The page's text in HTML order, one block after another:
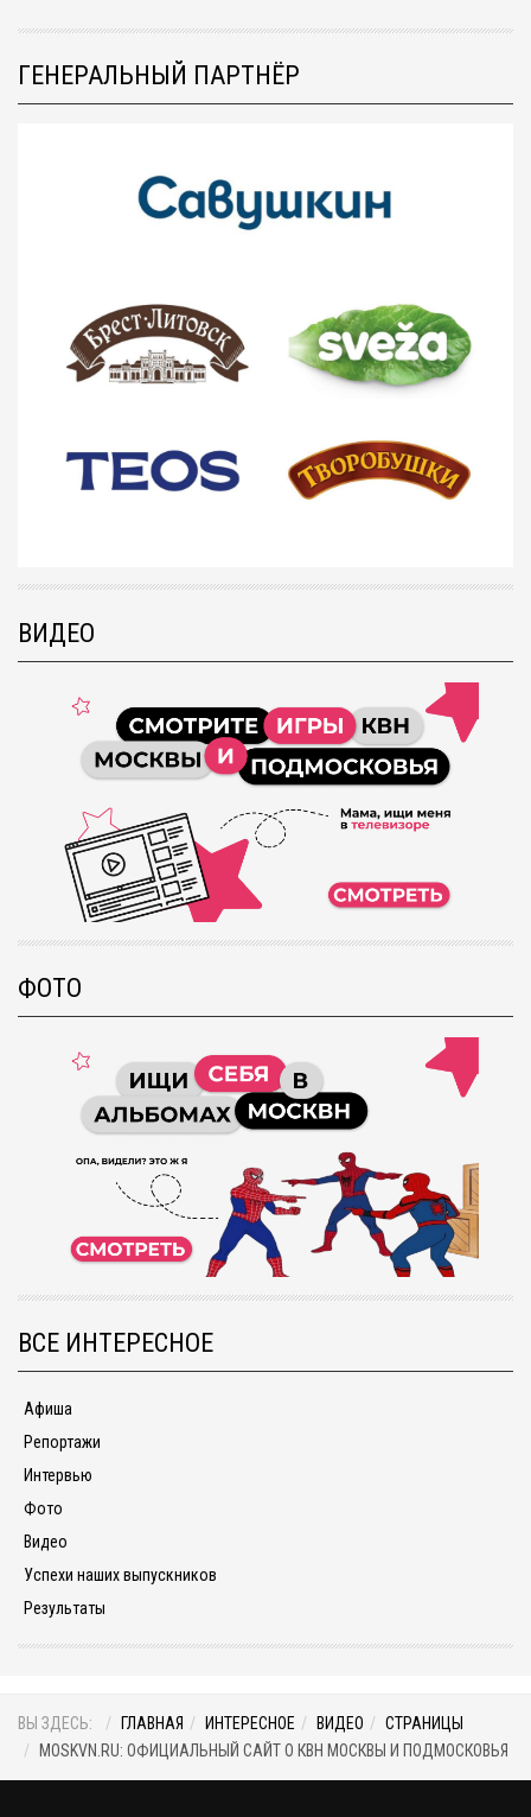
ГЕНЕРАЛЬНЫЙ ПАРТНЁР
ВИДЕО
ФОТО
ВСЕ ИНТЕРЕСНОЕ
Афиша
Репортажи
Интервью
Фото
Видео
Успехи наших выпускников
Результаты
ВЫ ЗДЕСЬ: ГЛАВНАЯ ИНТЕРЕСНОЕ ВИДЕО
СТРАНИЦЫ
MOSKVN.RU: ОФИЦИАЛЬНЫЙ САЙТ О КВН МОСКВЫ И ПОДМОСКОВЬЯ